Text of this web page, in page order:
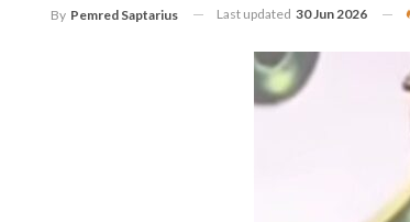
By Pemred Saptarius Last updated 30 Jun 2026